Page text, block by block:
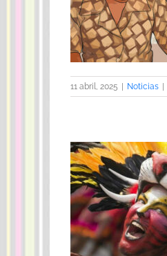
11 abril, 2025 Noticias